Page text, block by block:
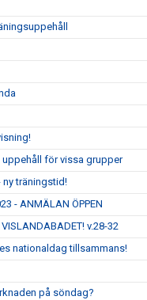
uppehåll för vissa grupper
ny träningstid!
- ANMÄLAN ÖPPEN
VISLANDABADET! v.28-32
nationaldag tillsammans!
på söndag?